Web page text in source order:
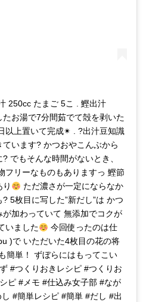
250cc たまご 5こ . 鰹出汁
お湯で7分間茹でて殻を剥いた
以上置いて完成✴︎ . ?出汁豆知識
います? かつおやこんぶから
でもそんな時間がないとき、
フリーなものもありますっ 鰹節
ただ濃さが一定にならなか
5枚目に写した”新だし”は かつ
加わっていて 無添加でコクが
いました
今回使ったのは仕
)で いただいた4枚目の花の将
簡単！ ずぼらにはもってこい
#つくりおきレシピ #つくりお
ピ #メモ #仕込み女子部 #なが
#簡単レシピ #簡単 #だし #出